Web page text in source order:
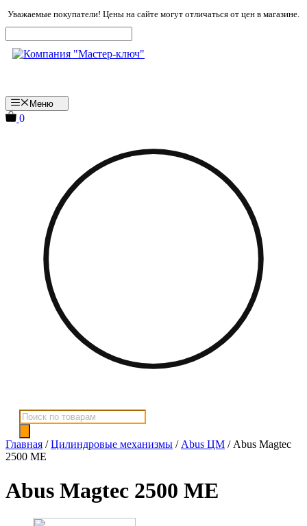
Перейти
к
содержимому
Уважаемые покупатели! Цены на сайте могут отличаться от цен в магазине.
Меню
0
Поиск
товаров
Главная /Цилиндровые механизмы / Abus ЦМ / Abus Magtec
2500 ME
Abus Magtec 2500 ME